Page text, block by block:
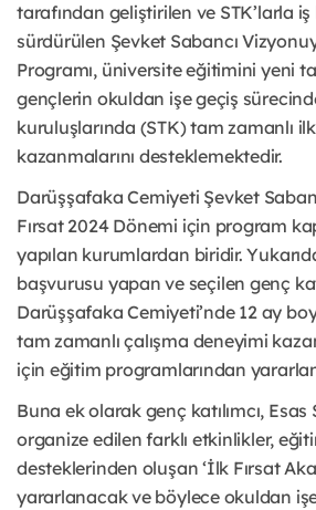
tarafından geliştirilen ve STK’larla
sürdürülen Şevket Sabancı
Programı, üniversite eğitimini yeni
gençlerin okuldan işe geçiş
kuruluşlarında (STK) tam zamanlı
kazanmalarını desteklemektedir.
Darüşşafaka Cemiyeti Şevket
Fırsat 2024 Dönemi için program
yapılan kurumlardan biridir.
başvurusu yapan ve seçilen genç
Darüşşafaka Cemiyeti’nde 12 ay
tam zamanlı çalışma deneyimi
için eğitim programlarından
Buna ek olarak genç katılımcı,
organize edilen farklı etkinlikler,
desteklerinden oluşan ‘İlk Fırsat
yararlanacak ve böylece okuldan